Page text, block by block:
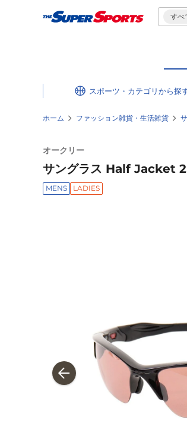
すべ
スポーツ・カテゴリ
ホーム ファッション雑貨・生活雑貨
オークリー
サングラス Half Jacket
MENS LADIES